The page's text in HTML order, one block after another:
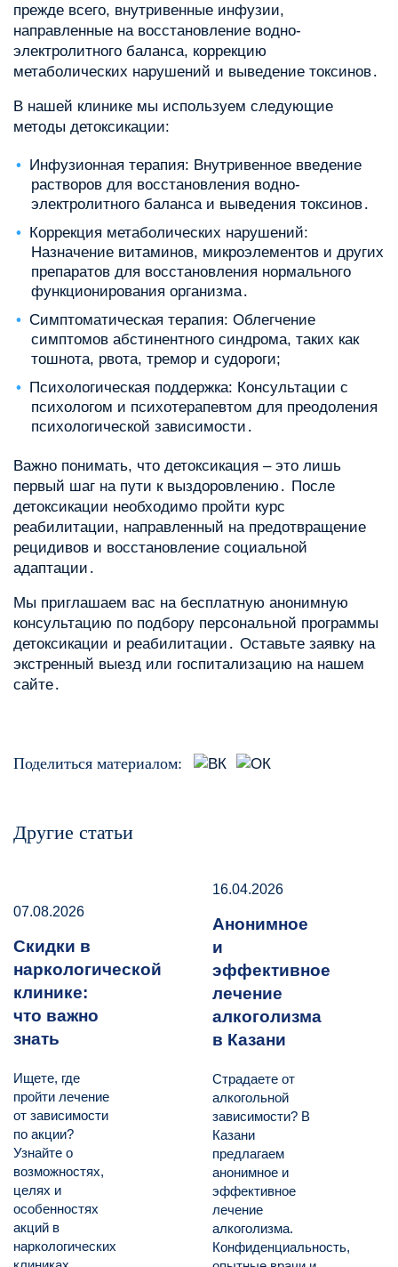
прежде всего, внутривенные инфузии,
направленные на восстановление водно-
электролитного баланса, коррекцию
метаболических нарушений и выведение токсинов․
В нашей клинике мы используем следующие
методы детоксикации:
Инфузионная терапия: Внутривенное введение
растворов для восстановления водно-
электролитного баланса и выведения токсинов․
Коррекция метаболических нарушений:
Назначение витаминов, микроэлементов и других
препаратов для восстановления нормального
функционирования организма․
Симптоматическая терапия: Облегчение
симптомов абстинентного синдрома, таких как
тошнота, рвота, тремор и судороги;
Психологическая поддержка: Консультации с
психологом и психотерапевтом для преодоления
психологической зависимости․
Важно понимать, что детоксикация – это лишь
первый шаг на пути к выздоровлению․ После
детоксикации необходимо пройти курс
реабилитации, направленный на предотвращение
рецидивов и восстановление социальной
адаптации․
Мы приглашаем вас на бесплатную анонимную
консультацию по подбору персональной программы
детоксикации и реабилитации․ Оставьте заявку на
экстренный выезд или госпитализацию на нашем
сайте․
Поделиться материалом:
Другие статьи
07.08.2026
Скидки в
наркологической
клинике:
что важно
знать
Ищете, где
пройти лечение
от зависимости
по акции?
Узнайте о
возможностях,
целях и
особенностях
акций в
наркологических
16.04.2026
Анонимное
и
эффективное
лечение
алкоголизма
в Казани
Страдаете от
алкогольной
зависимости? В
Казани
предлагаем
анонимное и
эффективное
лечение
алкоголизма.
Конфиденциальность,